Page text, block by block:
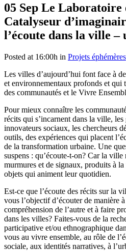
05 Sep Le Laboratoire
Catalyseur
l’écoute dans la ville
Posted at 16:00h in Projets éphémères
Les villes d’aujourd’hui font face à
et environnementaux profonds et qui
des communautés et le Vivre
Pour mieux connaître les
récits qui s’incarnent dans la ville,
innovateurs sociaux, les chercheurs
outils, des expériences qui placent
de la transformation urbaine. Une
suspens : qu’écoute-t-on? Car la
murmures et de signaux, produits à
objets qui animent leur quotidien.
Est-ce que l’écoute des récits sur la
vous l’objectif d’écouter de manière
compréhension de l’autre et à faire
dans les villes? Faites-vous de la
participative et/ou ethnographique
vous au vivre ensemble, au rôle de
sociale, aux identités narratives, à